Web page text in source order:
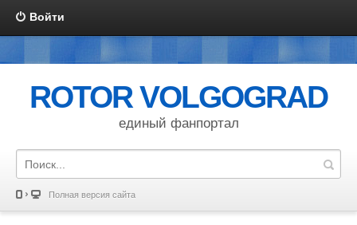
Войти
ROTOR VOLGOGRAD
единый фанпортал
Полная версия сайта